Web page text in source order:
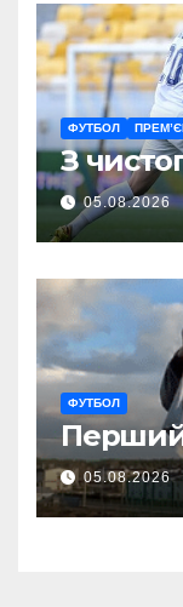
ФУТБОЛ
З
05.08.2026
ФУТБОЛ
05.08.2026